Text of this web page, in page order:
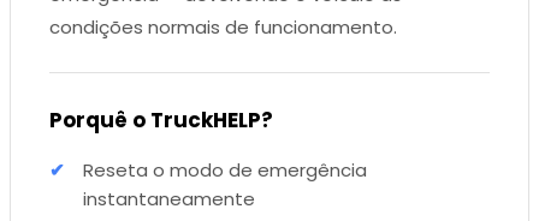
condições normais de funcionamento.
Porquê o TruckHELP?
Reseta o modo de emergência
instantaneamente